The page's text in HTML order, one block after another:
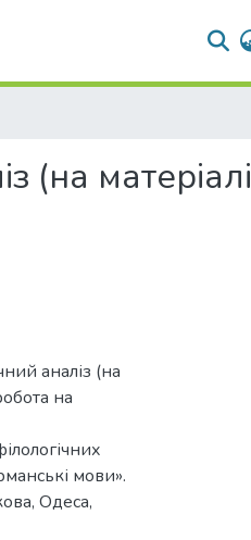
(на матеріалі
аналіз (на
на
мови».
Одеса,